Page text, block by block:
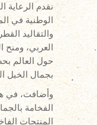
نقدم الرعاية
الوطنية في
والتقاليد
العربي، ومنح
حول العالم
بجمال الخيل
وأضافت، في
الفخامة
المنتجات